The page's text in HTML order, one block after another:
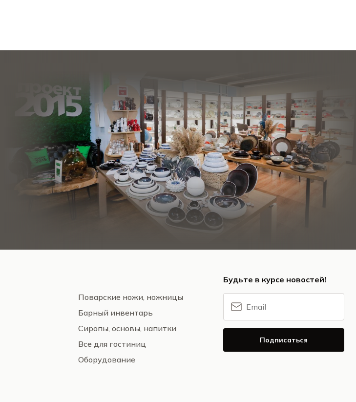
Поварские ножи, ножницы
Барный инвентарь
Сиропы, основы, напитки
Все для гостиниц
Оборудование
Будьте в курсе новостей!
Подписаться